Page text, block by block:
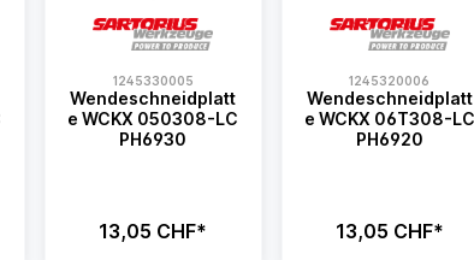
1245330005
Wendeschneidplatt
e WCKX 050308-LC
PH6930
13,05 CHF*
1245320006
Wendeschneidplatt
e WCKX 06T308-LC
PH6920
13,05 CHF*